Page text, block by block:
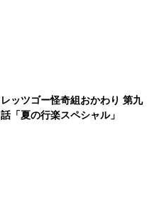
レッツゴー怪奇組おかわり 第九
話「夏の行楽スペシャル」